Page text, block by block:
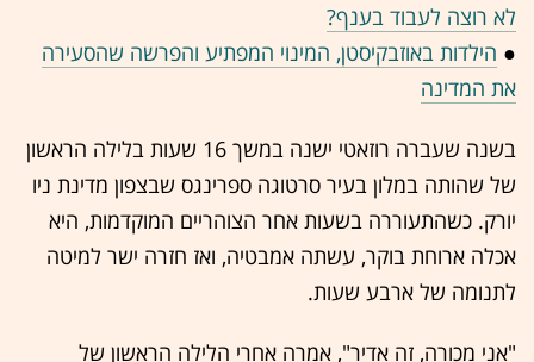
לא רוצה לעבוד בענף?
● הילדות באוזבקיסטן, המינוי המפתיע והפרשה שהסעירה
את המדינה
בשנה שעברה רוזאטי ישנה במשך 16 שעות בלילה הראשון
של שהותה במלון בעיר סרטוגה ספרינגס שבצפון מדינת ניו
יורק. כשהתעוררה בשעות אחר הצוהריים המוקדמות, היא
אכלה ארוחת בוקר, עשתה אמבטיה, ואז חזרה ישר למיטה
לתנומה של ארבע שעות.
"אני מכורה, זה אדיר", אמרה אחרי הלילה הראשון של